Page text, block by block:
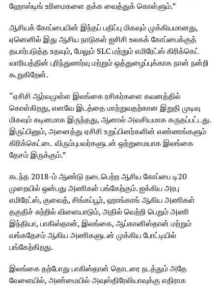
ஹோஸ்டிங் உரிமைகளை தக்க வைத்துக் கொள்ளும்.”
ஆசியக் கோப்பையின் இந்தப் பதிப்பு மிகவும் முக்கியமானது,
ஏனெனில் இது ஆசிய நாடுகள் ஐசிசி உலகக் கோப்பைக்குத்
தயார்படுத்த உதவும், மேலும் SLC மற்றும் எமிரேட்ஸ் கிரிக்கெட்
வாரியத்தின் புரிந்துணர்வு மற்றும் ஒத்துழைப்புக்காக நான் நன்றி
கூறுகிறேன்.
“ஏசிசி ஆர்வமுள்ள இலங்கை ரசிகர்களை கவனத்தில்
கொள்கிறது, எனவே இடத்தை மாற்றுவதற்கான இறுதி முடிவு
மிகவும் கடினமாக இருந்தது, ஆனால் அவசியமாக கருதப்பட்டது.
இருப்பினும், அனைத்து ஏசிசி உறுப்பினர்களின் எண்ணங்களும்
கிரிக்கெட்டை விரும்புபவர்களுடன் ஒற்றுமையாக இலங்கை
தேசம் இருக்கும்.”
கடந்த 2018-ம் ஆண்டு நடைபெற்ற ஆசிய கோப்பை டி20
முறையில் ஒன்பது அணிகள் பங்கேற்கும். ஐக்கிய அரபு
எமிரேட்ஸ், குவைத், சிங்கப்பூர், ஹாங்காங் ஆகிய அணிகள்
தகுதிச் சுற்றில் விளையாடும், அதில் வெற்றி பெறும் அணி
இந்தியா, பாகிஸ்தான், இலங்கை, ஆப்கானிஸ்தான் மற்றும்
வங்கதேசம் ஆகிய அணிகளுடன் முக்கிய போட்டியில்
பங்கேற்கிறது.
இலங்கை தற்போது பாகிஸ்தான் தொடரை நடத்தும் அதே
வேளையில், அண்மையில் அவுஸ்திரேலியாவுக்கு எதிராக